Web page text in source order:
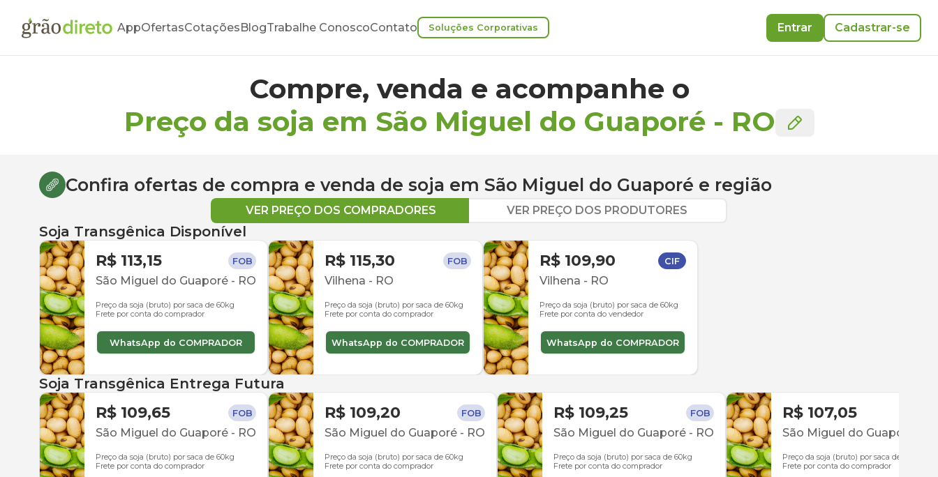
AppOfertasCotaçõesBlogTrabalhe ConoscoContato Soluções Corporativas Entrar Cadastrar-se
Compre, venda e acompanhe o
Preço da soja em São Miguel do Guaporé - RO
Confira ofertas de compra e venda de soja em São Miguel do Guaporé e região
VER PREÇO DOS COMPRADORES VER PREÇO DOS PRODUTORES
Soja Transgênica Disponível
R$ 113,15 FOB
São Miguel do Guaporé - RO
Preço da soja (bruto) por saca de 60kg
Frete por conta do comprador
WhatsApp do COMPRADOR
R$ 115,30 FOB
Vilhena - RO
Preço da soja (bruto) por saca de 60kg
Frete por conta do comprador
WhatsApp do COMPRADOR
R$ 109,90 CIF
Vilhena - RO
Preço da soja (bruto) por saca de 60kg
Frete por conta do vendedor
WhatsApp do COMPRADOR
Soja Transgênica Entrega Futura
R$ 109,65 FOB
São Miguel do Guaporé - RO
Preço da soja (bruto) por saca de 60kg
Frete por conta do comprador
R$ 109,20 FOB
São Miguel do Guaporé - RO
Preço da soja (bruto) por saca de 60kg
Frete por conta do comprador
R$ 109,25 FOB
São Miguel do Guaporé - RO
Preço da soja (bruto) por saca de 60kg
Frete por conta do comprador
R$ 107,05
São Miguel do Guaporé
Preço da soja (bruto) por saca de 60kg
Frete por conta do comprador